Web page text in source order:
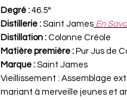
Degré : 46.5°
Distillerie : Saint James En
Distillation : Colonne Créole
Matière première : Pur Jus de
Marque : Saint James
Vieillissement : Assemblage
mariant à merveille jeunes et